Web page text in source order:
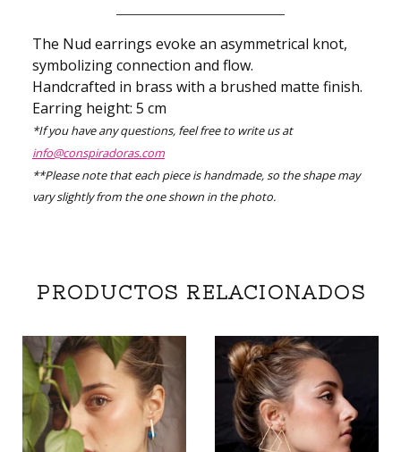
The Nud earrings evoke an asymmetrical knot,
symbolizing connection and flow.
Handcrafted in brass with a brushed matte finish.
Earring height: 5 cm
*If you have any questions, feel free to write us at
info@conspiradoras.com
**Please note that each piece is handmade, so the shape may
vary slightly from the one shown in the photo.
PRODUCTOS RELACIONADOS